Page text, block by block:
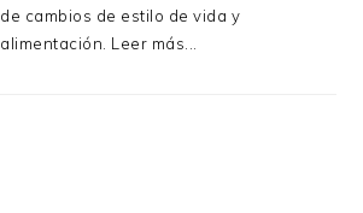
de cambios de estilo de vida y
alimentación. Leer más...